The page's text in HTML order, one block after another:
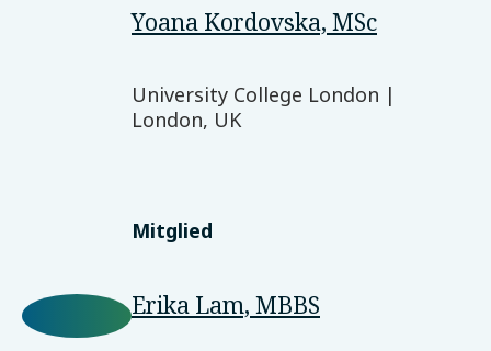
Yoana Kordovska, MSc
University College London |
London, UK
Mitglied
Erika Lam, MBBS